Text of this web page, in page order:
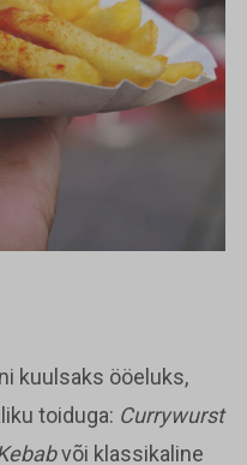
kuulsaks ööeluks,
toiduga: Currywurst
või klassikaline